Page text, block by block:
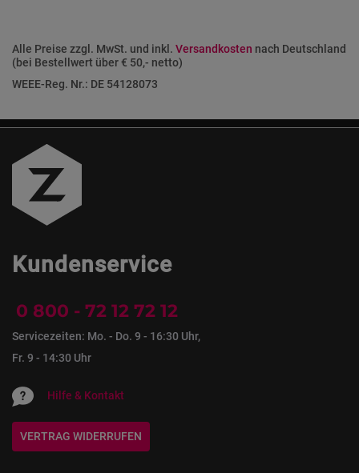
Alle Preise zzgl. MwSt. und inkl. Versandkosten nach Deutschland
(bei Bestellwert über € 50,- netto)
WEEE-Reg. Nr.: DE 54128073
Kundenservice
0 800 - 72 12 72 12
Servicezeiten: Mo. - Do. 9 - 16:30 Uhr,
Fr. 9 - 14:30 Uhr
Hilfe & Kontakt
VERTRAG WIDERRUFEN